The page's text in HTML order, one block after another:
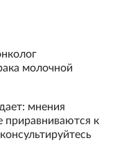
молочной
мнения
приравниваются к